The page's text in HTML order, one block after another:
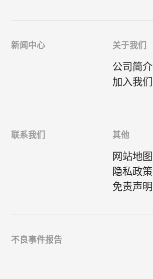
新闻中心 关于我们
公司简介
加入我们
联系我们 其他
网站地图
隐私政策
免责声明
不良事件报告